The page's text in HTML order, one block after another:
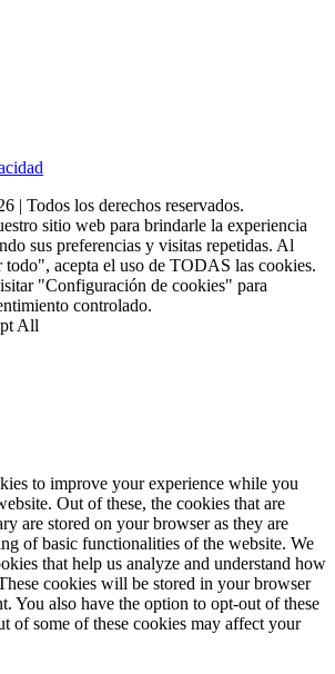
| Todos los derechos reservados.
sitio web para brindarle la experiencia
sus preferencias y visitas repetidas. Al
acepta el uso de TODAS las cookies.
"Configuración de cookies" para
controlado.
All
to improve your experience while you
Out of these, the cookies that are
are stored on your browser as they are
of basic functionalities of the website. We
that help us analyze and understand how
cookies will be stored in your browser
You also have the option to opt-out of these
of some of these cookies may affect your